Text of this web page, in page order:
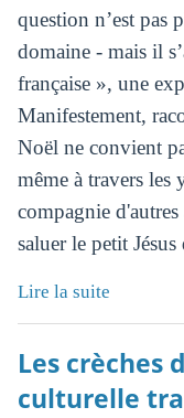
question n’est pas
domaine - mais il
française », une
Manifestement,
Noël ne convient
même à travers les
compagnie
saluer le petit Jésus
Lire la suite
Les crèches
culturelle